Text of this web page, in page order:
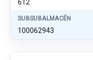
612
SUBSUBALMACÉN
100062943